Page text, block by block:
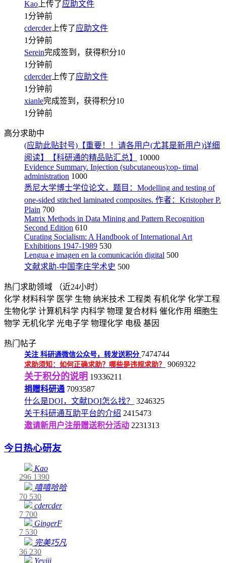
Kao 上传了应助文件
1分钟前
cdercder上传了应助文件
1分钟前
Serein完成签到，获得积分10
1分钟前
cdercder上传了应助文件
1分钟前
xianle完成签到，获得积分10
1分钟前
高分求助中
(应助此贴封号)【重要！！请各用户(尤其是新用户)详细
阅读】【科研通的精品贴汇总】
10000
Evidence Summary. Injection (subcutaneous):op- timal
administration 1000
悉尼大学博士学位论文，题目：Modelling and testing of
one-sided stitched laminated composites. 作者：Kristopher P.
Plain 700
Matrix Methods in Data Mining and Pattern Recognition
Second Edition 610
Curating Socialism: A Handbook of International Art
Exhibitions 1947-1989 530
Lengua e imagen en la comunicación digital 500
文献求助-中国李庄学术史 500
热门求助领域
（近24小时）
化学 材料科学 医学 生物 纳米技术 工程类 有机化学 化学工程
生物化学 计算机科学 内科学 物理 复合材料 催化作用 细胞生
物学 无机化学 光电子学 物理化学 电极 基因
热门帖子
关注 科研通微信公众号，转发送积分 7474744
求助须知：如何正确求助？哪些是违规求助？ 9069322
关于积分的说明 19336211
捐赠科研通 7093587
什么是DOI，文献DOI怎么找？
3246325
关于科研通互助平台的介绍 2415473
邀请新用户注册赠送积分活动 2231313
今日热心研友
Kao
296 1390
嘻嘻哈哈
70 530
cdercder
7 700
GingerF
7 530
完美巧凡
36 230
Yeyiii